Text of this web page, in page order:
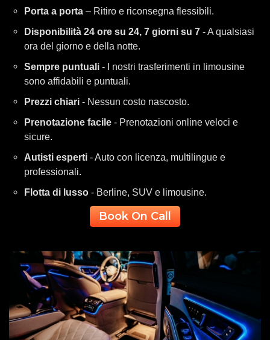
Porta a porta – Ritiro e riconsegna flessibili.
Disponibilità 24 ore su 24, 7 giorni su 7 - A qualsiasi
ora del giorno e della notte.
Sempre puntuali - I nostri trasferimenti in limousine
sono affidabili e puntuali.
Prezzi chiari - Nessun costo nascosto.
Prenotazione facile - Prenotazioni online veloci e
sicure.
Autisti esperti - Auto con licenza, multilingue e
professionali.
Flotta di lusso - Berline, SUV e limousine.
Book On Call